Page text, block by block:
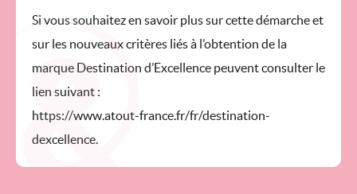
Si vous souhaitez en savoir plus sur cette démarche et
sur les nouveaux critères liés à l’obtention de la
marque Destination d’Excellence peuvent consulter le
lien suivant :
https://www.atout-france.fr/fr/destination-
dexcellence.